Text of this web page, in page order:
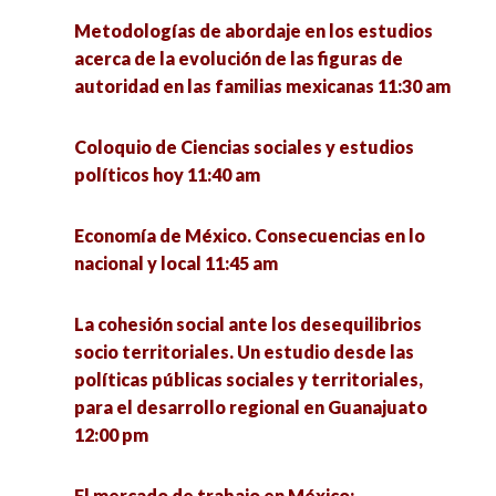
Simposio sobre Métodos de Investigación:
Mesa de egresados: La formación de
Ciencia Política. En memoria al Dr. Eligio Meza
Padilla 2:00 pm
Emociones y experiencias del cuidado en el
norte de México 3:00 pm
Conversatorio Interinstitucional de Vocaciones
Científicas Sociales: retos de la investigación y
Diálogos sobre familias y cárcel desde las
familias Acompañar y Resistir: modelos y
experiencias de colectivos de familiares 12:00
Procesos de reconstitución comunitaria. En la
en América Latina 12:00 pm
multidisciplinario del desarrollo 12:30 pm
Efecto de las remesas en la calidad de vida de
los hogares de La Victoria, Pinos, Zacatecas
2020-2021 12:30 pm
Metodologías de abordaje en los estudios
acerca de la evolución de las figuras de
autoridad en las familias mexicanas 11:30 am
Coloquio de Ciencias sociales y estudios
políticos hoy 11:40 am
Economía de México. Consecuencias en lo
nacional y local 11:45 am
La cohesión social ante los desequilibrios
socio territoriales. Un estudio desde las
políticas públicas sociales y territoriales,
para el desarrollo regional en Guanajuato
12:00 pm